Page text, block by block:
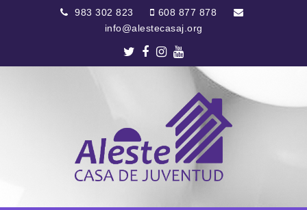
983 302 823
608 877 878
info@alestecasaj.org
Twitter
Facebook
Instagram
Youtube